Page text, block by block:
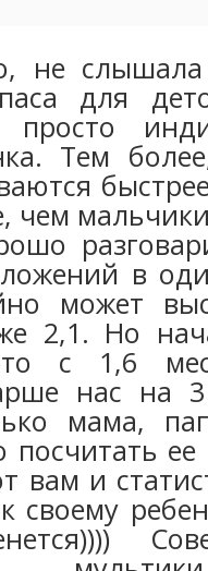
не
для
просто
Тем
чем
в
может
2,1. Но
то с 1,6
нас на
мама,
посчитать
вам и
своему